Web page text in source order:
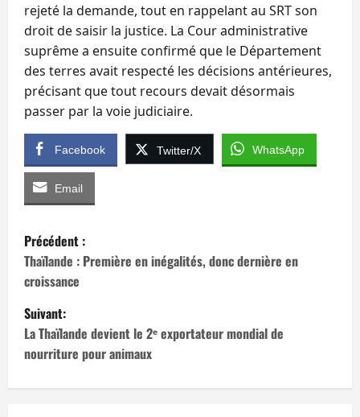
rejeté la demande, tout en rappelant au SRT son
droit de saisir la justice. La Cour administrative
suprême a ensuite confirmé que le Département
des terres avait respecté les décisions antérieures,
précisant que tout recours devait désormais
passer par la voie judiciaire.
Facebook Twitter/X WhatsApp
Email
N
a
v
i
g
Précédent :
Thaïlande : Première en inégalités, donc dernière en
croissance
Suivant:
La Thaïlande devient le 2ᵉ exportateur mondial de
nourriture pour animaux